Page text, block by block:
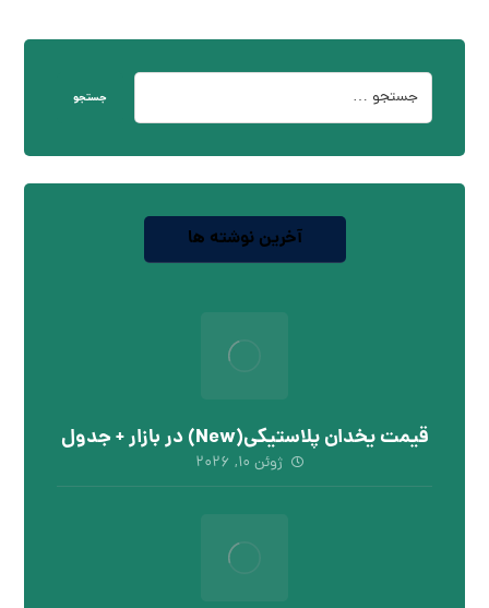
جستجو
آخرین نوشته ها
قیمت یخدان پلاستیکی(New) در بازار + جدول
ژوئن ۱۰, ۲۰۲۶